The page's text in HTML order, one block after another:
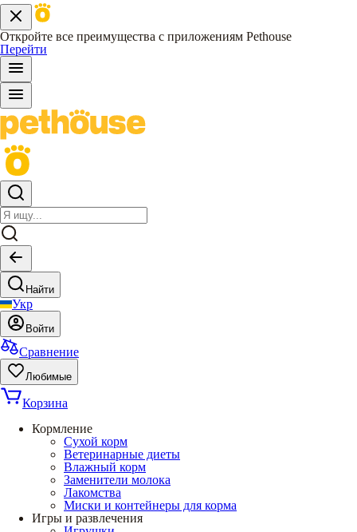
Откройте все преимущества с приложениям Pethouse
Перейти
Найти
Укр
Войти
Сравнение
Любимые
Корзина
Кормление
Сухой корм
Ветеринарные диеты
Влажный корм
Заменители молока
Лакомства
Миски и контейнеры для корма
Игры и развлечения